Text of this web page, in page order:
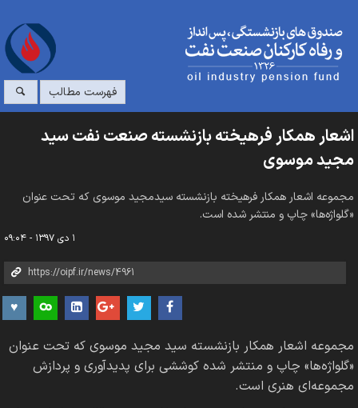
فهرست مطالب
اشعار همکار فرهیخته بازنشسته صنعت نفت سید
مجید موسوی
مجموعه اشعار همکار فرهیخته بازنشسته سیدمجید موسوی که تحت عنوان
«گلواژه‌ها» چاپ و منتشر شده است.
۱ دی ۱۳۹۷ - ۰۹:۰۴
مجموعه اشعار همکار بازنشسته سید مجید موسوی که تحت عنوان
«گلواژه‌ها» چاپ و منتشر شده کوششی برای پدیدآوری و پردازش
مجموعه‌ای هنری است.